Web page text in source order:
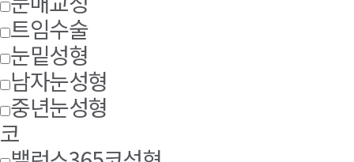
트임수술
눈밑성형
남자눈성형
중년눈성형
코